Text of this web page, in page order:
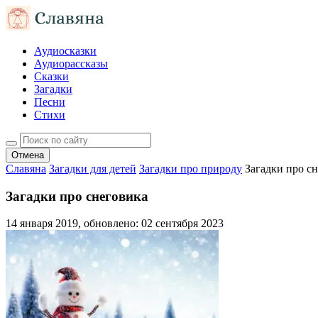
Аудиосказки
Аудиорассказы
Сказки
Загадки
Песни
Стихи
Отмена
Славяна Загадки для детей Загадки про природу Загадки про
Загадки про снеговика
14 января 2019, обновлено: 02 сентября 2023